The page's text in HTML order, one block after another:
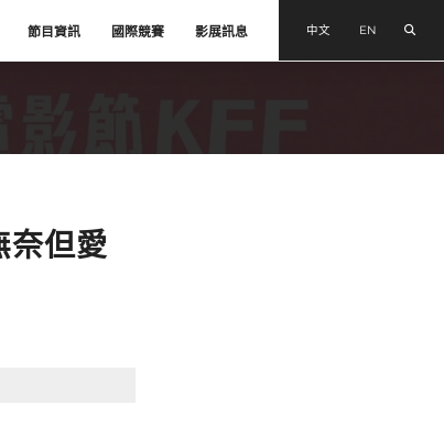
節目資訊 國際競賽 影展訊息 中文 EN
奈但愛